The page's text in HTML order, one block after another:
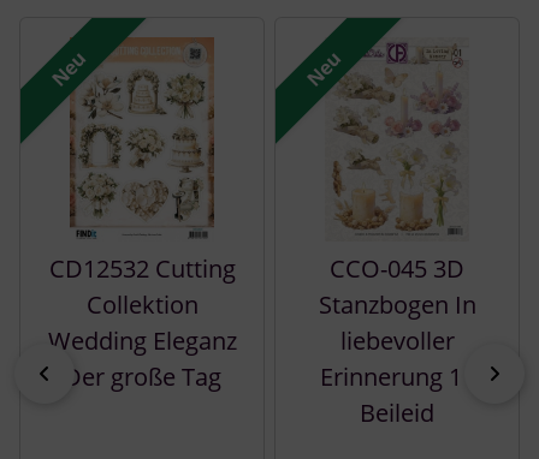
Es folgt ein Produktslider - navigieren Sie mit der Tab-
zurück
Neu
CD12532 Cutting
Collektion
Wedding Eleganz
Der große Tag
Neu
CCO-045 3D
Stanzbogen In
liebevoller
Erinnerung 1 -
Beileid